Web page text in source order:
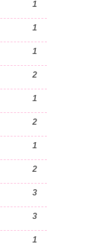
1
1
1
2
1
2
1
2
3
3
1